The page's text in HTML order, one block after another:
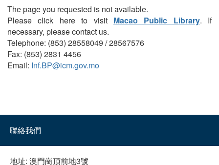
The page you requested is not available.
Please click here to visit Macao Public Library. If
necessary, please contact us.
Telephone: (853) 28558049 / 28567576
Fax: (853) 2831 4456
Email: Inf.BP@icm.gov.mo
聯絡我們
地址: 澳門崗頂前地3號